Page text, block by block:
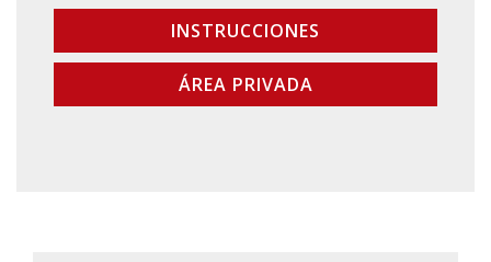
INSTRUCCIONES
ÁREA PRIVADA